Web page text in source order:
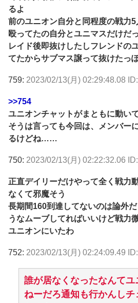
るよ
前のユニオン自分と同程度の戦力
殴ってたの自分とユニマスだけだ
レイド後即抜けしたしフレンドの
てたからサブマス譲って抜けたっ
759: 2023/02/13(月) 02:29:48.08
>>754
ユニオンチャットがまともに動い
そうは言っても今回は、メンバー
るけどね……
750: 2023/02/13(月) 02:22:32.06
正直デイリーだけやって全く戦力
なくて邪魔そう
長期間160到達してないのは論外
うなムーブしてればいいけど戦力
ユニオンにいたわ
752: 2023/02/13(月) 02:24:09.49
誰が居なくなったなんてユ
ねーだろ通知も行かんし